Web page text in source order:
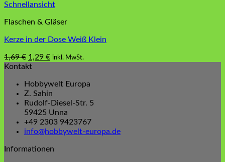
Schnellansicht
Flaschen & Gläser
Kerze in der Dose Weiß Klein
1,69€ Ursprünglicher
Preis
1,69 €
1,29 €Aktueller
1,29 €.
inkl. MwSt.
Kontakt
Hobbywelt Europa
Z. Sahin
Rudolf-Diesel-Str. 5
59425 Unna
+49 2303 9423767
info@hobbywelt-europa.de
Informationen